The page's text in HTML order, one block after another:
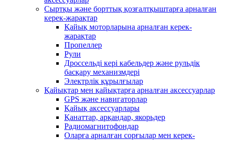
Сыртқы және борттық қозғалтқыштарға арналған
керек-жарақтар
Қайық моторларына арналған керек-
жарақтар
Пропеллер
Рули
Дроссельді кері кабельдер және рульдік
басқару механизмдері
Электрлік құрылғылар
Қайықтар мен қайықтарға арналған аксессуарлар
GPS және навигаторлар
Қайық аксессуарлары
Қанаттар, арқандар, якорьдер
Радиомагнитофондар
Оларға арналған сорғылар мен керек-